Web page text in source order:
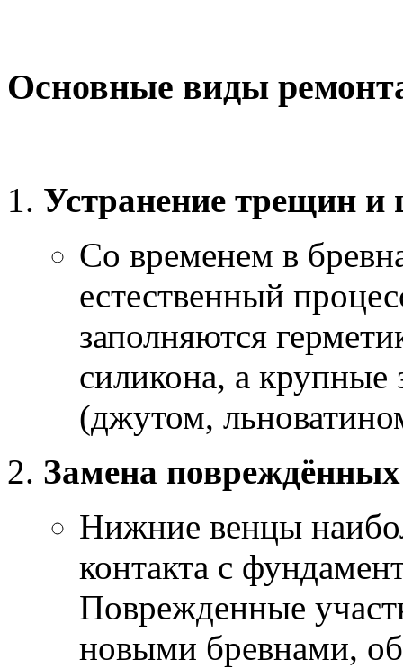
Основные виды
Устранение трещин и
Со временем в
естественный
заполняются
силикона, а крупные
(джутом,
Замена
Нижние венцы
контакта с
Поврежденные
новыми бревнами,